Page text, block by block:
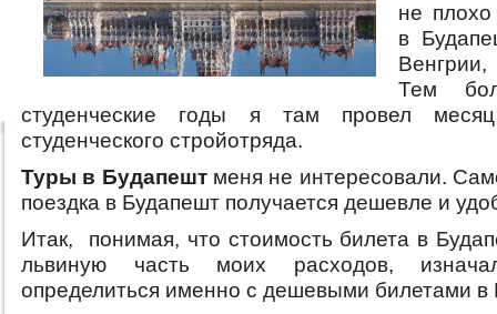
не
в
Тем
студенческие годы я там провел
студенческого стройотряда.
Туры в Будапештменя не интересовали.
поездка в Будапешт получается дешевле и
Итак, понимая, что стоимость билета в
львиную часть моих расходов,
определиться именно с дешевыми билетами в